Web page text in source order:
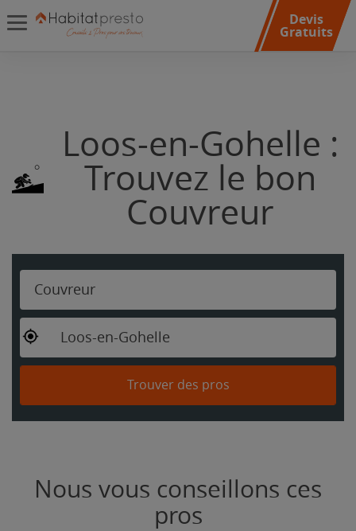
Devis
Gratuits
Loos-en-Gohelle :
Trouvez le bon
Couvreur
Couvreur
Loos-en-Gohelle
Trouver des pros
Nous vous conseillons ces
pros